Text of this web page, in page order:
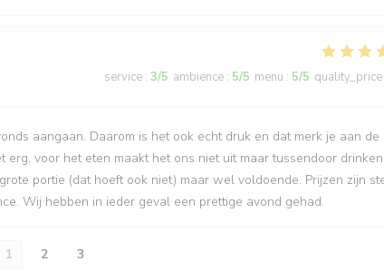
service : 3/5 ambience : 5/5 menu : 5/5 quality_price
aangaan. Daarom is het ook echt druk en dat merk je aan de
voor het eten maakt het ons niet uit maar tussendoor drinken
portie (dat hoeft ook niet) maar wel voldoende. Prijzen zijn
Wij hebben in ieder geval een prettige avond gehad.
1 2 3